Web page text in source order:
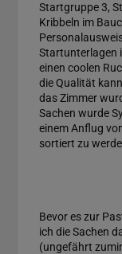
Startgruppe 3,
Kribbeln im
Startunterlagen
einen coolen
die Qualität
das Zimmer
Sachen wurde
einem Anflug
sortiert zu
Bevor es zur
ich die Sachen
(ungefährt